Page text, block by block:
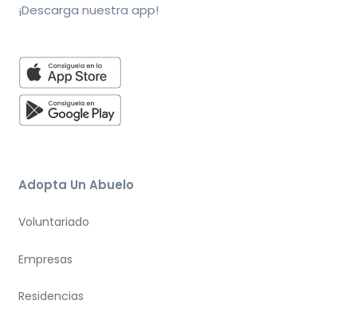
¡Descarga nuestra app!
Adopta Un Abuelo
Voluntariado
Empresas
Residencias